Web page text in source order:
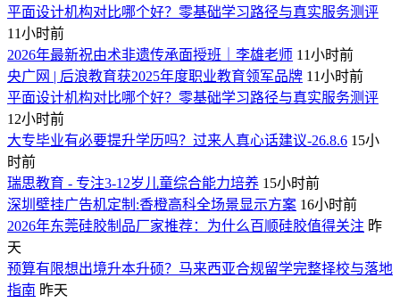
平面设计机构对比哪个好？零基础学习路径与真实服务测评
11小时前
2026年最新祝由术非遗传承面授班｜李雄老师 11小时前
央广网 | 后浪教育获2025年度职业教育领军品牌 11小时前
平面设计机构对比哪个好？零基础学习路径与真实服务测评
12小时前
大专毕业有必要提升学历吗？过来人真心话建议-26.8.6 15小
时前
瑞思教育 - 专注3-12岁儿童综合能力培养 15小时前
深圳壁挂广告机定制:香橙高科全场景显示方案 16小时前
2026年东莞硅胶制品厂家推荐：为什么百顺硅胶值得关注 昨
天
预算有限想出境升本升硕？马来西亚合规留学完整择校与落地
指南 昨天